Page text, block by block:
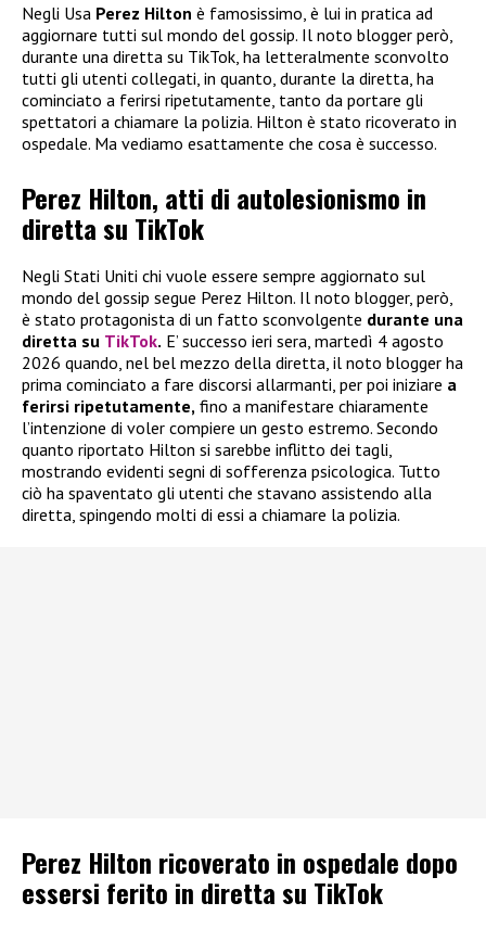
Negli Usa Perez Hilton è famosissimo, è lui in pratica ad
aggiornare tutti sul mondo del gossip. Il noto blogger però,
durante una diretta su TikTok, ha letteralmente sconvolto
tutti gli utenti collegati, in quanto, durante la diretta, ha
cominciato a ferirsi ripetutamente, tanto da portare gli
spettatori a chiamare la polizia. Hilton è stato ricoverato in
ospedale. Ma vediamo esattamente che cosa è successo.
Perez Hilton, atti di autolesionismo in
diretta su TikTok
Negli Stati Uniti chi vuole essere sempre aggiornato sul
mondo del gossip segue Perez Hilton. Il noto blogger, però,
è stato protagonista di un fatto sconvolgente durante una
diretta su TikTok. E’ successo ieri sera, martedì 4 agosto
2026 quando, nel bel mezzo della diretta, il noto blogger ha
prima cominciato a fare discorsi allarmanti, per poi iniziare a
ferirsi ripetutamente, fino a manifestare chiaramente
l’intenzione di voler compiere un gesto estremo. Secondo
quanto riportato Hilton si sarebbe inflitto dei tagli,
mostrando evidenti segni di sofferenza psicologica. Tutto
ciò ha spaventato gli utenti che stavano assistendo alla
diretta, spingendo molti di essi a chiamare la polizia.
Perez Hilton ricoverato in ospedale dopo
essersi ferito in diretta su TikTok